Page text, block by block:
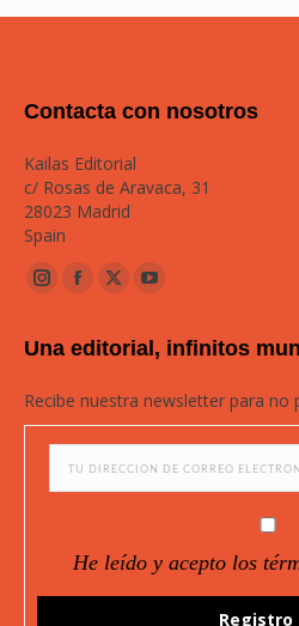
Contacta con nosotros
Kailas Editorial
c/ Rosas de Aravaca, 31
28023 Madrid
Spain
Instagram
opens
window
Facebook
opens
window
Twitter
opens
window
YouTube
opens
window
Una editorial, infinitos
Recibe nuestra newsletter para no
He leído y acepto los